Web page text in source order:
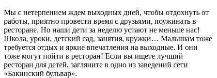
Мы с нетерпением ждем выходных дней, чтобы отдохнуть от
работы, приятно провести время с друзьями, поужинать в
ресторане. Но наши дети за неделю устают не меньше нас!
Школа, уроки, детский сад, занятия, кружки… Малышам тоже
требуется отдых и яркие впечатления на выходные. И они
тоже могут пойти в ресторан! Если вы ищете лучший
ресторан для детей, загляните в одно из заведений сети
«Бакинский бульвар».